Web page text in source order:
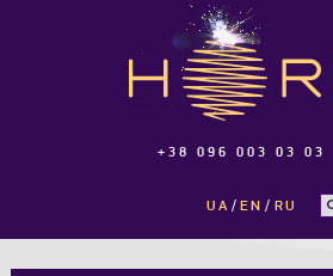
+38 096 003 03 03
UA
EN RU